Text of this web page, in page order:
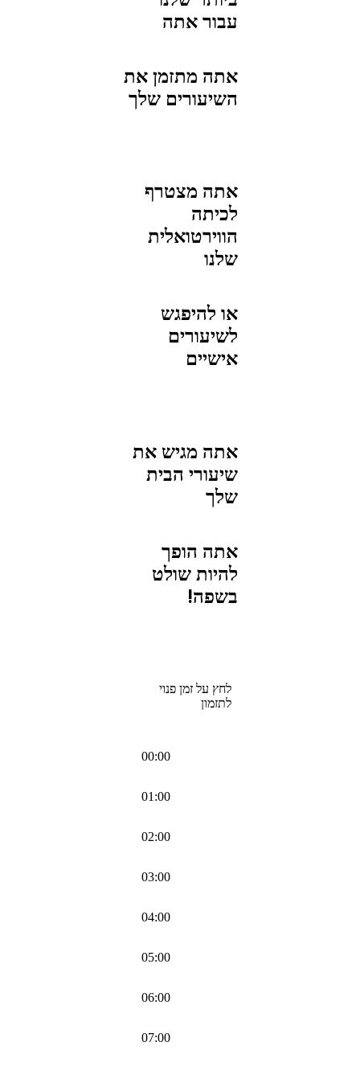
עבור אתה
אתה מתזמן את
השיעורים שלך
אתה מצטרף
לכיתה
הווירטואלית
שלנו
או להיפגש
לשיעורים
אישיים
אתה מגיש את
שיעורי הבית
שלך
אתה הופך
להיות שולט
בשפה!
לחץ על זמן פנוי
לתזמון
00:00
01:00
02:00
03:00
04:00
05:00
06:00
07:00